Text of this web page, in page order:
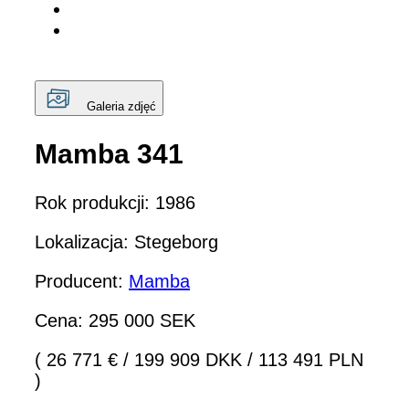
Galeria zdjęć
Mamba 341
Rok produkcji: 1986
Lokalizacja: Stegeborg
Producent: Mamba
Cena: 295 000 SEK
( 26 771 € / 199 909 DKK / 113 491 PLN
)